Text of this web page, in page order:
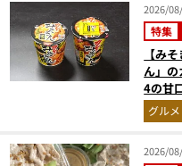
2026/
特集
【み
ん」
4の甘
に歓喜
グルメ
2026/